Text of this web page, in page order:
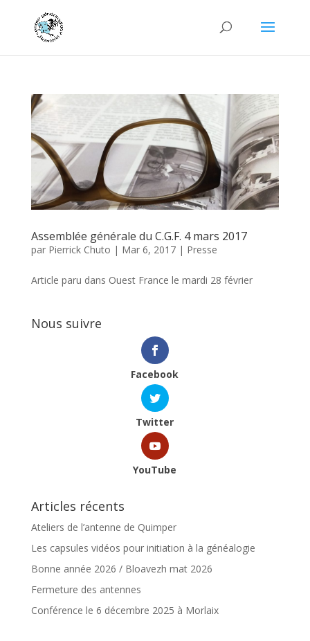
Assemblée générale du C.G.F. 4 mars 2017
par Pierrick Chuto | Mar 6, 2017| Presse
Article paru dans Ouest France le mardi 28 février
Nous suivre
Facebook
Twitter
YouTube
Articles récents
Ateliers de l’antenne de Quimper
Les capsules vidéos pour initiation à la généalogie
Bonne année 2026 / Bloavezh mat 2026
Fermeture des antennes
Conférence le 6 décembre 2025 à Morlaix